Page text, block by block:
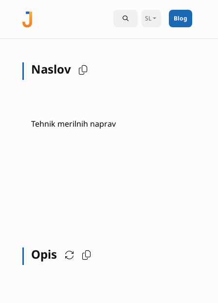
SL Blog
Naslov
Tehnik merilnih naprav
Opis